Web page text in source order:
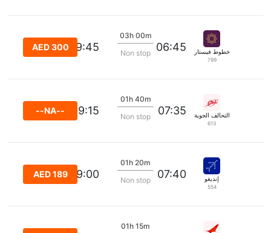
خطوط فيستارا الجوية
799
06:45
03h 00m
Non stop
09:45
AED 300
التحالف الجوية
613
07:35
01h 40m
Non stop
09:15
--NA--
إنديغو
554
07:40
01h 20m
Non stop
09:00
AED 189
01h 15m